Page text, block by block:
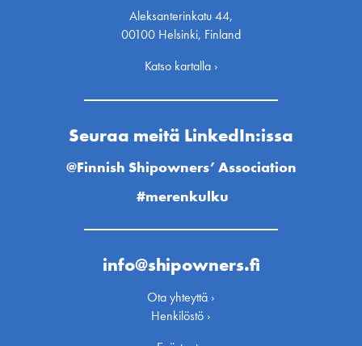
Aleksanterinkatu 44,
00100 Helsinki, Finland
Katso kartalla ›
Seuraa meitä LinkedIn:issa
@Finnish Shipowners’ Association
#merenkulku
info@shipowners.fi
Ota yhteyttä ›
Henkilöstö ›